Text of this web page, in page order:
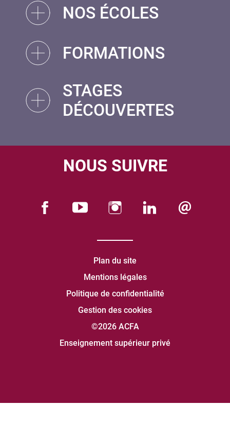
NOS ÉCOLES
FORMATIONS
STAGES
DÉCOUVERTES
NOUS SUIVRE
Plan du site
Mentions légales
Politique de confidentialité
Gestion des cookies
©2026 ACFA
Enseignement supérieur privé